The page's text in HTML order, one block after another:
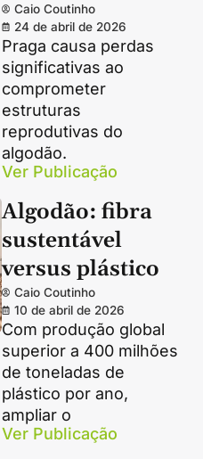
Caio Coutinho
24 de abril de 2026
Praga causa perdas
significativas ao
comprometer
estruturas
reprodutivas do
algodão.
Ver Publicação
Algodão: fibra
sustentável
versus plástico
Caio Coutinho
10 de abril de 2026
Com produção global
superior a 400 milhões
de toneladas de
plástico por ano,
ampliar o
Ver Publicação